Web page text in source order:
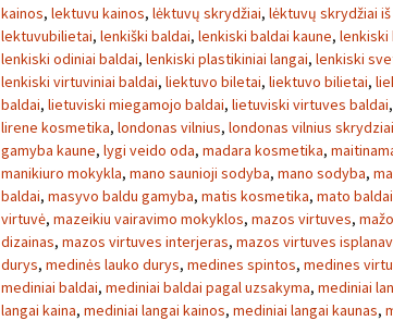
kainos, lektuvu kainos, lėktuvų skrydžiai, lėktuvų skrydžiai
lektuvubilietai, lenkiški baldai, lenkiski baldai kaune, lenkiski
lenkiski odiniai baldai, lenkiski plastikiniai langai, lenkiski
lenkiski virtuviniai baldai, liektuvo biletai, liektuvo bilietai,
baldai, lietuviski miegamojo baldai, lietuviski virtuves baldai,
lirene kosmetika, londonas vilnius, londonas vilnius skrydziai
gamyba kaune, lygi veido oda, madara kosmetika,
manikiuro mokykla, mano saunioji sodyba, mano sodyba,
baldai, masyvo baldu gamyba, matis kosmetika, mato
virtuvė, mazeikiu vairavimo mokyklos, mazos virtuves,
dizainas, mazos virtuves interjeras, mazos virtuves
durys, medinės lauko durys, medines spintos, medines
mediniai baldai, mediniai baldai pagal uzsakyma, mediniai
langai kaina, mediniai langai kainos, mediniai langai kaunas,